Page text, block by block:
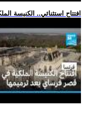
.. افتتاح استثنائي.. الكنيسة